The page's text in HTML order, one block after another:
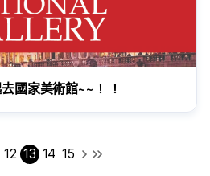
去國家美術館~~！ ！
12 13 14 15